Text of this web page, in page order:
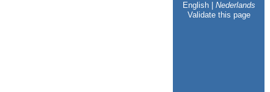
English| Nederlands
Validate this page